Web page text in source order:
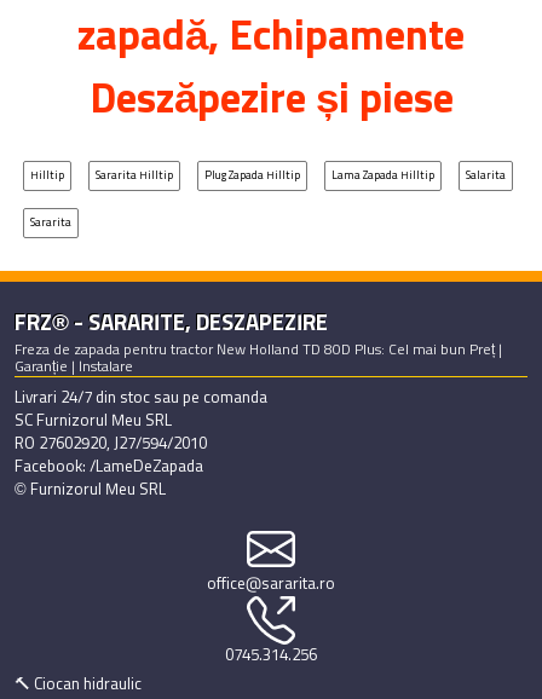
zapadă, Echipamente
Deszăpezire și piese
Hilltip Sararita Hilltip Plug Zapada Hilltip Lama Zapada Hilltip Salarita
Sararita
FRZ® - SARARITE, DESZAPEZIRE
Freza de zapada pentru tractor New Holland TD 80D Plus: Cel mai bun Preț |
Garanție | Instalare
Livrari 24/7 din stoc sau pe comanda
SC Furnizorul Meu SRL
RO 27602920, J27/594/2010
Facebook: /LameDeZapada
© Furnizorul Meu SRL
office@sararita.ro
0745.314.256
🔨 Ciocan hidraulic